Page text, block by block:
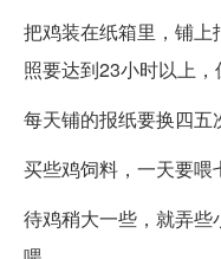
把鸡装在纸箱里，铺
照要达到23小时以上，
每天铺的报纸要换四五
买些鸡饲料，一天要喂
待鸡稍大一些，就弄